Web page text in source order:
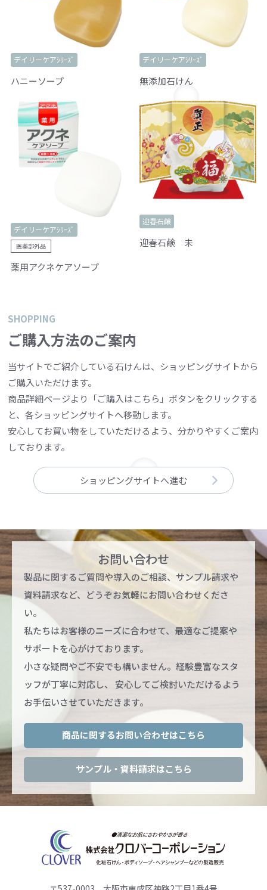
デイリーケアｼﾘｰｽﾞ
ハニーソープ
デイリーケアｼﾘｰｽﾞ
無添加石けん
デイリーケアｼﾘｰｽﾞ
医薬部外品
薬用アクネケアソープ
迎春石鹸
迎春石鹸 未
SHOPPING
ご購入方法のご案内
当サイトでご紹介している石けんは、ショッピングサイトから
ご購入いただけます。
商品詳細ページより「ご購入はこちら」ボタンをクリックする
と、各ショッピングサイトへ移動します。
安心してお買い物をしていただけるよう、分かりやすくご案内
しております。
ショッピングサイトへ進む
お問い合わせ
製品に関するご質問や導入のご相談、サンプル請求や
資料請求など、どうぞお気軽にお問い合わせくださ
い。
私たちはお客様のニーズに合わせて、最適なご提案や
サポートを心がけております。
小さな疑問やご不安でも構いません。経験豊富なスタ
ッフが丁寧に対応し、
安心してご検討いただけるよう
お手伝いさせていただきます。
商品に関するお問い合わせはこちら
サンプル・資料請求はこちら